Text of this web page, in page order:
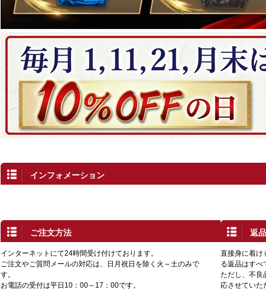
インフォメーション
ご注文方法
インターネットにて24時間受け付けております。
ご注文やご質問メールの対応は、日月祝日を除く火～土のみで
す。
お電話の受付は平日10：00～17：00です。
返
直接身に着け
る返品はすべ
ただし、不良
応させていた